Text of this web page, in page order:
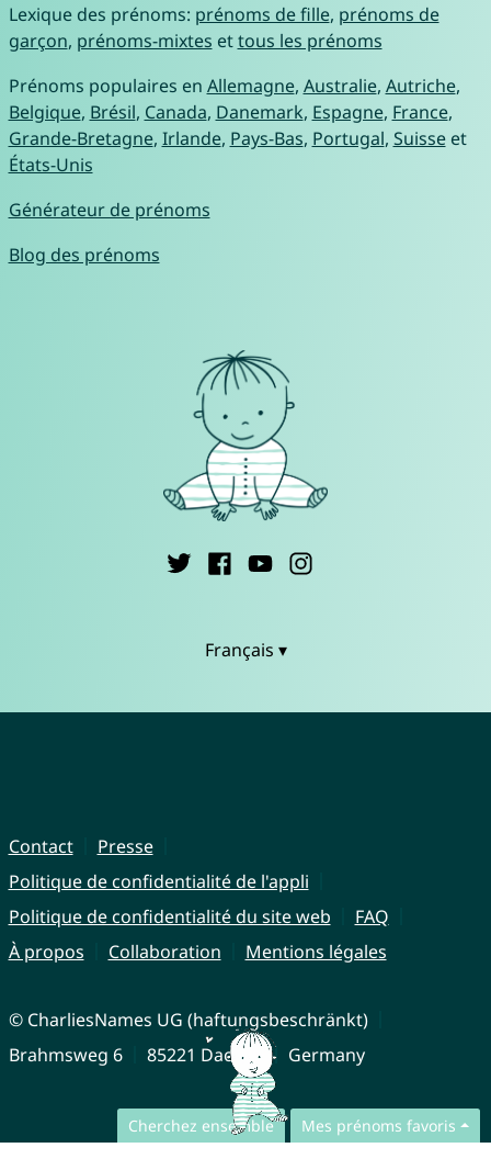
Cherchez ensemble Mes prénoms favoris
Lexique des prénoms: prénoms de fille, prénoms de
garçon, prénoms-mixtes ettous les prénoms
Prénoms populaires en Allemagne, Australie, Autriche,
Belgique, Brésil, Canada, Danemark, Espagne, France,
Grande-Bretagne, Irlande, Pays-Bas, Portugal, Suisseet
États-Unis
Générateur de prénoms
Blog des prénoms
Français ▾
Contact
Presse
Politique de confidentialité de l'appli
Politique de confidentialité du site web
FAQ
À propos
Collaboration Mentions légales
© CharliesNames UG (haftungsbeschränkt)
Brahmsweg 6
85221 Dachau Germany